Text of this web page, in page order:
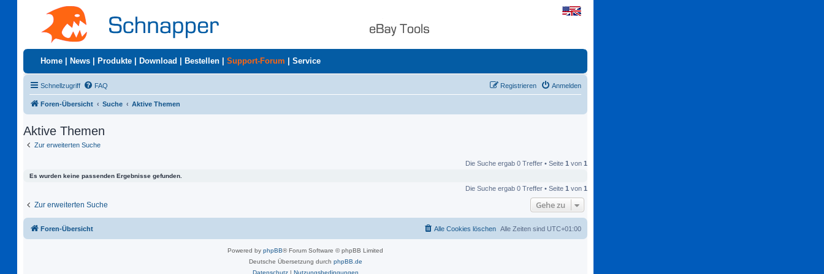
Home News Produkte Download Bestellen Support-Forum Service
Schnellzugriff FAQ Anmelden
Registrieren
Foren-Übersicht Suche Aktive Themen
Aktive Themen
Zur erweiterten Suche
Die Suche ergab 0 Treffer • Seite 1 von 1
Es wurden keine passenden Ergebnisse gefunden.
Die Suche ergab 0 Treffer • Seite 1 von 1
Zur erweiterten Suche Gehe zu
Foren-Übersicht Alle Zeiten sind UTC+01:00
Alle Cookies löschen
Powered by phpBB® Forum Software © phpBB Limited
Deutsche Übersetzung durch phpBB.de
Datenschutz| Nutzungsbedingungen